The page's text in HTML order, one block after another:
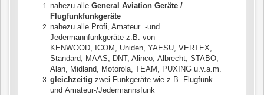
nahezu alle General Aviation Geräte /
Flugfunkfunkgeräte
nahezu alle Profi, Amateur -und
Jedermannfunkgeräte z.B. von
KENWOOD, ICOM, Uniden, YAESU, VERTEX,
Standard, MAAS, DNT, Alinco, Albrecht, STABO,
Alan, Midland, Motorola, TEAM, PUXING u.v.a.m.
gleichzeitig zwei Funkgeräte wie z.B. Flugfunk
und Amateur-/Jedermannsfunk